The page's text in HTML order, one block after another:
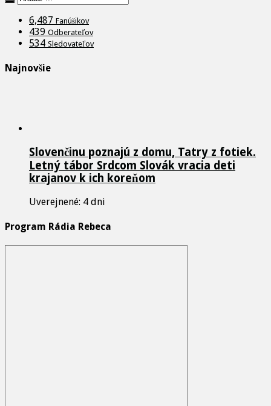
6,487 Fanúšikov
439 Odberateľov
534 Sledovateľov
Najnovšie
Slovenčinu poznajú z domu, Tatry z fotiek.
Letný tábor Srdcom Slovák vracia deti
krajanov k ich koreňom
Uverejnené: 4 dni
Program Rádia Rebeca